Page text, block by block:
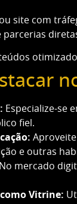
site com
parcerias
Especialize-se
fiel.
e outras
No mercado
como Vitrine: